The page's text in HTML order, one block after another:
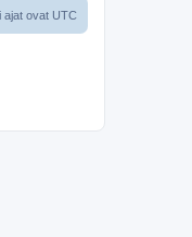
ajat ovat UTC